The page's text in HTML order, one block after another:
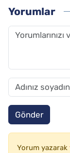
Yorumlar
Gönder
Yorum yazarak